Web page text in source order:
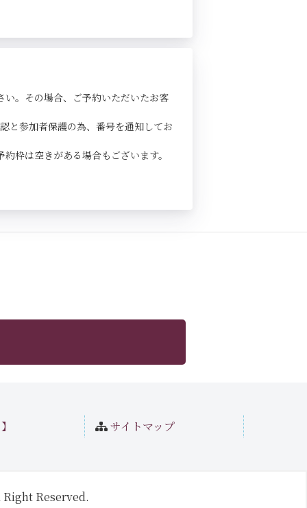
。その場合、ご予約いただいたお客
と参加者保護の為、番号を通知してお
枠は空きがある場合もございます。
サイトマップ
Reserved.